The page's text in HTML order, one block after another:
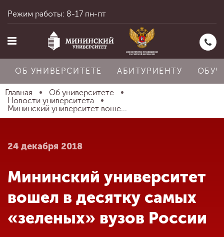
Главная
Абитуриенту
Обучение
Режим работы: 8-17 пн-пт
ОБ УНИВЕРСИТЕТЕ АБИТУРИЕНТУ
Главная
Об университете
Новости университета
Мининский университет воше...
24 декабря 2018
Мининский университет
вошел в десятку самых
«зеленых» вузов России